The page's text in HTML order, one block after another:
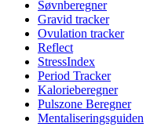
Søvnberegner
Gravid tracker
Ovulation tracker
Reflect
StressIndex
Period Tracker
Kalorieberegner
Pulszone Beregner
Mentaliseringsguiden